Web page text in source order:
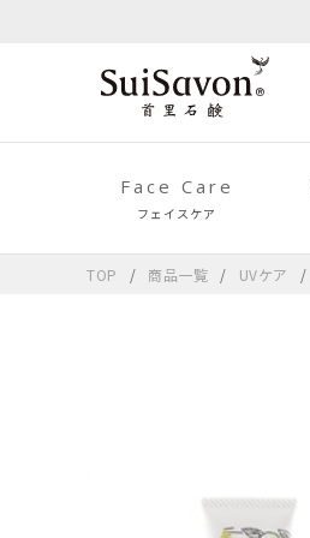
Face Care
フェイスケア
TOP 商品一覧 UVケア